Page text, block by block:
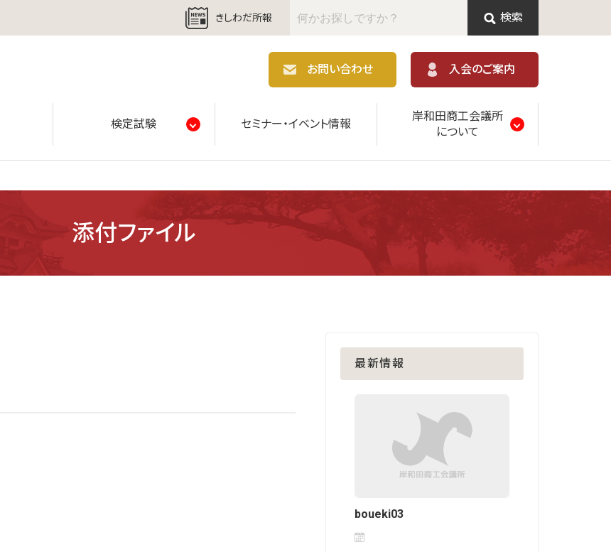
きしわだ所報 検索
お問い合わせ
入会のご案内
検定試験 セミナー・イベント情報
岸和田商工会議所
について
添付ファイル
最新情報
boueki03